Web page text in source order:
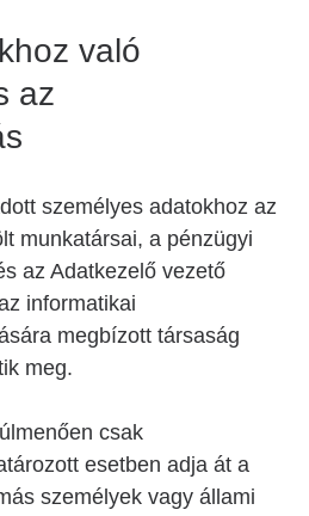
való
az
személyes adatokhoz az
munkatársai, a pénzügyi
az Adatkezelő vezető
informatikai
megbízott társaság
meg.
csak
esetben adja át a
személyek vagy állami